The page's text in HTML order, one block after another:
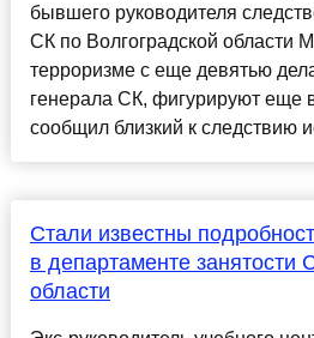
бывшего руководителя
СК по Волгоградской области
терроризме с еще девятью
генерала СК, фигурируют еще
сообщил близкий к следствию
Стали известны
в департаменте занятости
области